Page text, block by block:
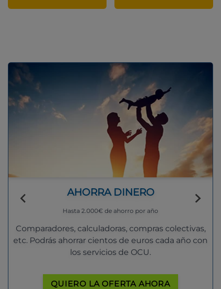
AHORRA DINERO
Hasta 2.000€ de ahorro por año
Comparadores, calculadoras, compras colectivas,
etc. Podrás ahorrar cientos de euros cada año con
los servicios de OCU.
QUIERO LA OFERTA AHORA